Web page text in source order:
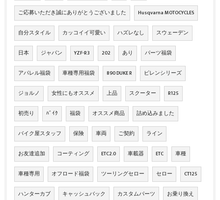
ご応募いただき誠にありがとうございました Husqvarna MOTOCYCLES
自分スタイル カッコイイ可愛い ハズレなし スウェーデン
日本 ジャパン YZF-R3 202 あり パーツ福袋
アパレル福袋 車種専用福袋 890 DUKE R ピレンシリーズ
ジョルノ 女性にもオススメ 上品 スクーター R125
初売り ﾊﾞｲｸ 福袋 オススメ商品 詰め込みました
バイク屋スタッフ 保険 車両 ご契約 ライン
お友達追加 コーティング ETC2.0 車載器 ETC 車種
車種専用 オフロード福袋 ツーリングセロー セロー CT125
ハンターカブ キャッシュバック カスタムパーツ お乗り換え